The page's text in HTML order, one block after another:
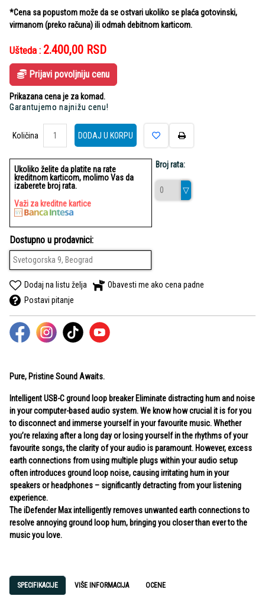
*Cena sa popustom može da se ostvari ukoliko se plaća gotovinski,
virmanom (preko računa) ili odmah debitnom karticom.
Ušteda : 2.400,00 RSD
Prijavi povoljniju cenu
Prikazana cena je za komad.
Garantujemo najnižu cenu!
Količina
Količina
DODAJ U KORPU
Ukoliko želite da platite na rate
kreditnom karticom, molimo Vas da
izaberete broj rata.
Važi za kreditne kartice
Broj rata:
Dostupno u prodavnici:
Svetogorska 9, Beograd
Dodaj na listu želja
Obavesti me ako cena padne
Postavi pitanje
Pure, Pristine Sound Awaits.
Intelligent USB-C ground loop breaker Eliminate distracting hum and noise
in your computer-based audio system. We know how crucial it is for you
to disconnect and immerse yourself in your favourite music. Whether
you’re relaxing after a long day or losing yourself in the rhythms of your
favourite songs, the clarity of your audio is paramount. However, excess
earth connections from using multiple plugs within your audio setup
often introduces ground loop noise, causing irritating hum in your
speakers or headphones – significantly detracting from your listening
experience.
The iDefender Max intelligently removes unwanted earth connections to
resolve annoying ground loop hum, bringing you closer than ever to the
music you love.
SPECIFIKACIJE VIŠE INFORMACIJA OCENE